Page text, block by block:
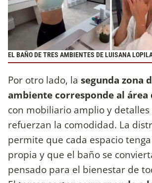
EL BAÑO DE TRES AMBIENTES DE LUISANA
Por otro lado, la segunda zona
ambiente corresponde al área
con mobiliario amplio y detalles
refuerzan la comodidad. La
permite que cada espacio
propia y que el baño se
pensado para el bienestar de